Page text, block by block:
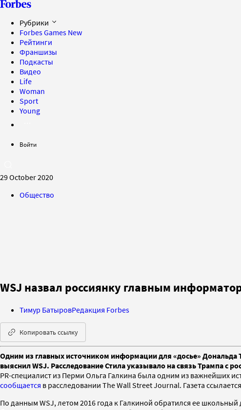
Рубрики
Forbes Games New
Рейтинги
Франшизы
Подкасты
Видео
Life
Woman
Sport
Young
Войти
29 October 2020
Общество
WSJ назвал россиянку главным
Тимур БатыровРедакция Forbes
Копировать ссылку
Одним из главных источником информации для «досье»
выяснил WSJ. Расследование Стила указывало на связь Трампа с
PR-специалист из Перми Ольга Галкина была одним из важнейших
сообщается в расследовании The Wall Street Journal. Газета
По данным WSJ, летом 2016 года к Галкиной обратился ее